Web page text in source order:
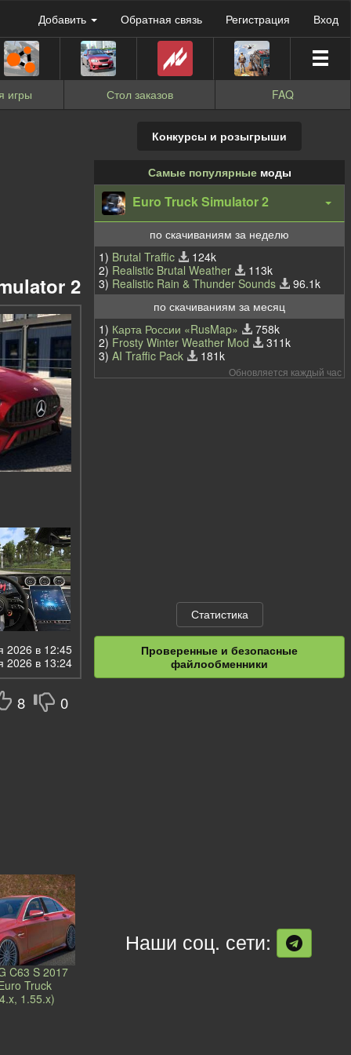
Добавить Обратная связь Регистрация Вход
игры Стол заказов FAQ
2
в 12:45
2026 в 13:24
8 0
C63 S 2017
Truck
1.55.x)
Конкурсы и розыгрыши
Самые популярныемоды
Euro Truck Simulator 2
по скачиваниям за неделю
1) Brutal Traffic
124k
2) Realistic Brutal Weather
113k
3) Realistic Rain & Thunder Sounds
96.1k
по скачиваниям за месяц
1) Карта России «RusMap»
758k
2) Frosty Winter Weather Mod
311k
3) AI Traffic Pack 181k
Обновляется каждый час
Статистика
Проверенные и безопасные
файлообменники
Наши соц. сети: